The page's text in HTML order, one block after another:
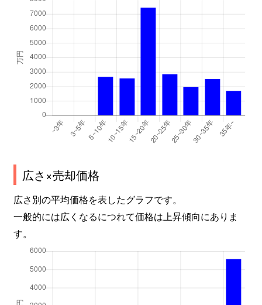
広さ×売却価格
広さ別の平均価格を表したグラフです。
一般的には広くなるにつれて価格は上昇傾向にありま
す。